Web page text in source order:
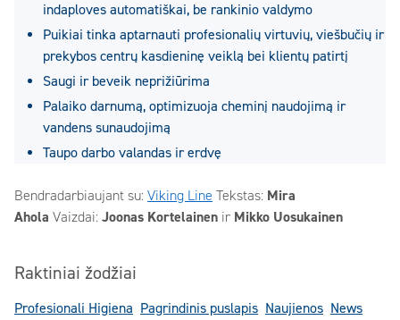
indaploves automatiškai, be rankinio valdymo
Puikiai tinka aptarnauti profesionalių virtuvių, viešbučių ir
prekybos centrų kasdieninę veiklą bei klientų patirtį
Saugi ir beveik neprižiūrima
Palaiko darnumą, optimizuoja cheminį naudojimą ir
vandens sunaudojimą
Taupo darbo valandas ir erdvę
Bendradarbiaujant su: Viking Line Tekstas: Mira
Ahola Vaizdai: Joonas Kortelainen ir Mikko Uosukainen
Raktiniai žodžiai
Profesionali Higiena Pagrindinis puslapis Naujienos News